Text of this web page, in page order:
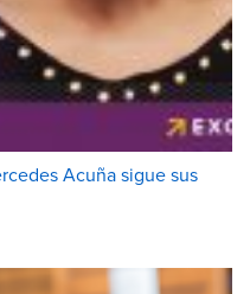
Acuña sigue sus